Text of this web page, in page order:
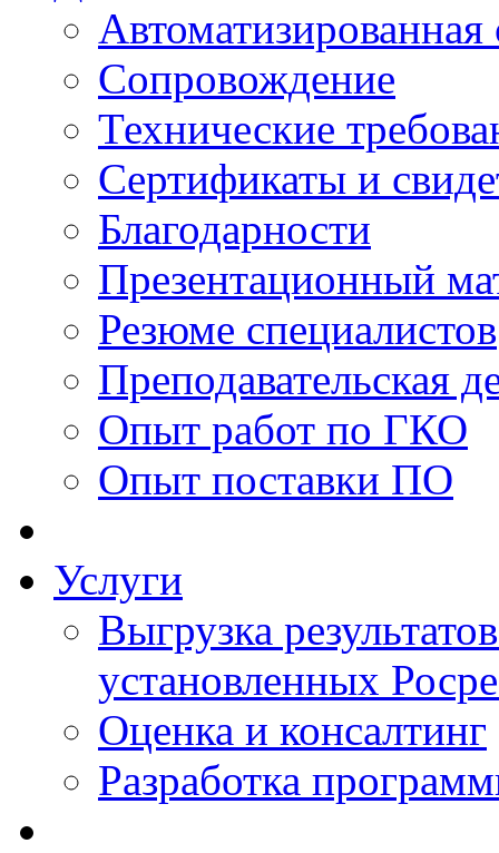
Сопровождение
Технические
Сертификаты и
Благодарности
Презентационный
Резюме специалистов
Преподавательская
Опыт работ по ГКО
Опыт поставки ПО
Услуги
Выгрузка
установленных
Оценка и консалтинг
Разработка